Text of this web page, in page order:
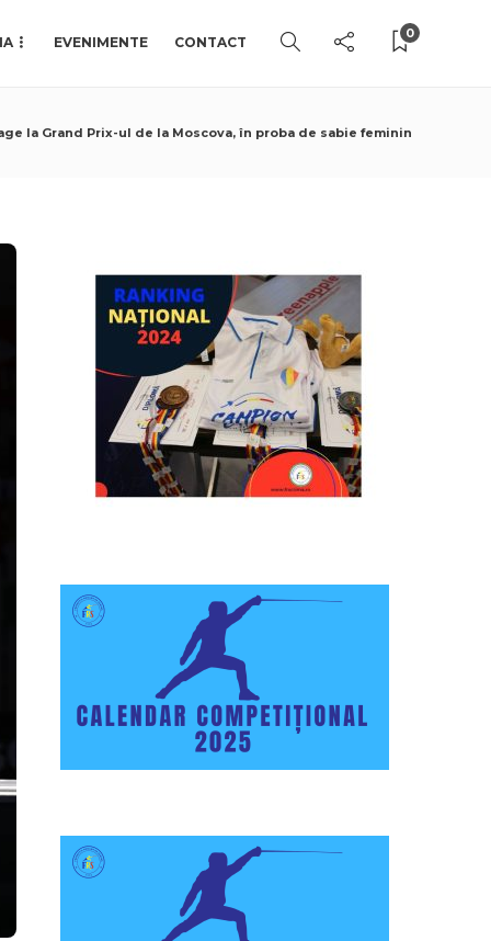
EVENIMENTE CONTACT
0
la Grand Prix-ul de la Moscova, în proba de sabie feminin